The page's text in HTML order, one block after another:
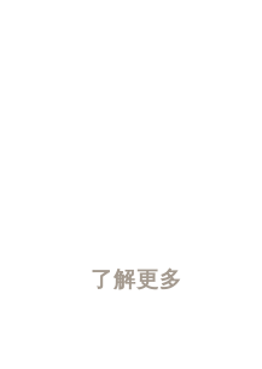
了解更多